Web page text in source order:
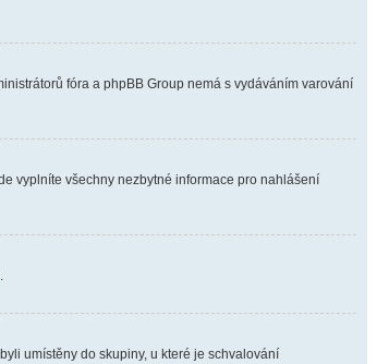
fóra a phpBB Group nemá s vydáváním varování
vyplníte všechny nezbytné informace pro nahlášení
umístěny do skupiny, u které je schvalování